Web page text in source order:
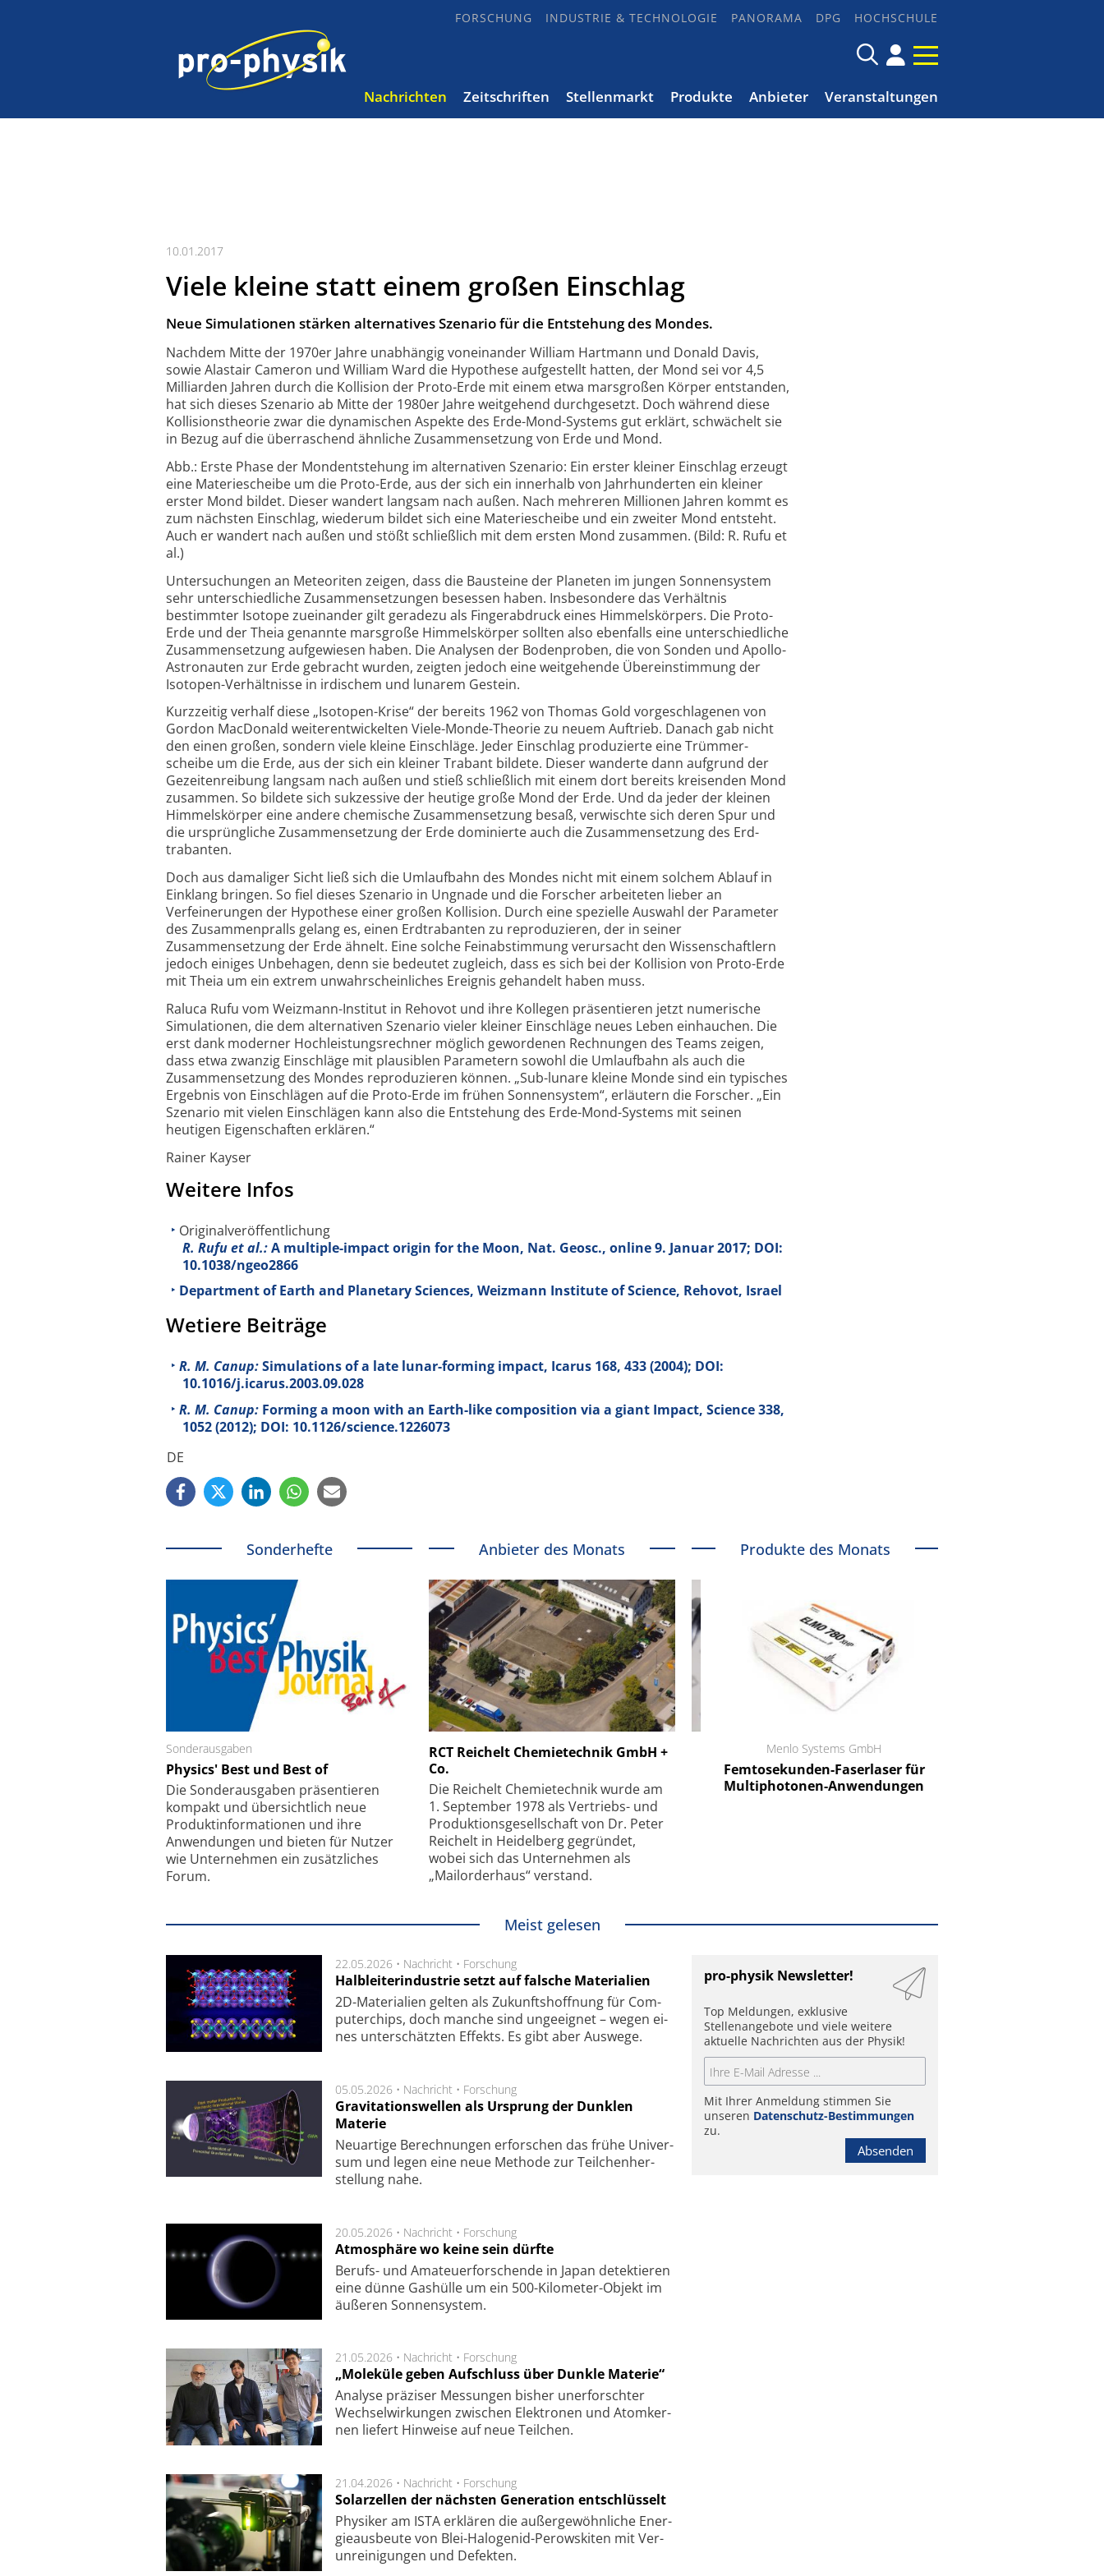
FORSCHUNG INDUSTRIE & TECHNOLOGIE PANORAMA DPG HOCHSCHULE
Nachrichten Zeitschriften Stellenmarkt Produkte Anbieter Veranstaltungen
10.01.2017
Viele kleine statt einem großen Einschlag
Neue Simulationen stärken alternatives Szenario für die Entstehung des Mondes.
Nachdem Mitte der 1970er Jahre unabhängig voneinander William Hartmann und Donald Davis,
sowie Alastair Cameron und William Ward die Hypothese aufgestellt hatten, der Mond sei vor 4,5
Milliarden Jahren durch die Kollision der Proto-Erde mit einem etwa marsgroßen Körper entstanden,
hat sich dieses Szenario ab Mitte der 1980er Jahre weitgehend durchgesetzt. Doch während diese
Kollisions­theorie zwar die dynamischen Aspekte des Erde-Mond-Systems gut erklärt, schwächelt sie
in Bezug auf die überraschend ähnliche Zusammen­setzung von Erde und Mond.
Abb.: Erste Phase der Mondentstehung im alternativen Szenario: Ein erster kleiner Einschlag erzeugt
eine Materiescheibe um die Proto-Erde, aus der sich ein innerhalb von Jahrhunderten ein kleiner
erster Mond bildet. Dieser wandert langsam nach außen. Nach mehreren Millionen Jahren kommt es
zum nächsten Einschlag, wiederum bildet sich eine Materiescheibe und ein zweiter Mond entsteht.
Auch er wandert nach außen und stößt schließlich mit dem ersten Mond zusammen. (Bild: R. Rufu et
al.)
Untersuchungen an Meteoriten zeigen, dass die Bausteine der Planeten im jungen Sonnen­system
sehr unterschiedliche Zusammen­setzungen besessen haben. Insbesondere das Verhältnis
bestimmter Isotope zueinander gilt geradezu als Finger­abdruck eines Himmels­körpers. Die Proto-
Erde und der Theia genannte marsgroße Himmels­körper sollten also ebenfalls eine unterschiedliche
Zusammen­setzung aufgewiesen haben. Die Analysen der Bodenproben, die von Sonden und Apollo-
Astronauten zur Erde gebracht wurden, zeigten jedoch eine weitgehende Übereinstimmung der
Isotopen-Verhältnisse in irdischem und lunarem Gestein.
Kurzzeitig verhalf diese „Isotopen-Krise“ der bereits 1962 von Thomas Gold vorgeschlagenen von
Gordon MacDonald weiterentwickelten Viele-Monde-Theorie zu neuem Auftrieb. Danach gab nicht
den einen großen, sondern viele kleine Einschläge. Jeder Einschlag produzierte eine Trümmer­
scheibe um die Erde, aus der sich ein kleiner Trabant bildete. Dieser wanderte dann aufgrund der
Gezeiten­reibung langsam nach außen und stieß schließlich mit einem dort bereits kreisenden Mond
zusammen. So bildete sich sukzessive der heutige große Mond der Erde. Und da jeder der kleinen
Himmelskörper eine andere chemische Zusammen­setzung besaß, verwischte sich deren Spur und
die ursprüngliche Zusammen­setzung der Erde dominierte auch die Zusammen­setzung des Erd­
trabanten.
Doch aus damaliger Sicht ließ sich die Umlauf­bahn des Mondes nicht mit einem solchem Ablauf in
Einklang bringen. So fiel dieses Szenario in Ungnade und die Forscher arbeiteten lieber an
Verfeinerungen der Hypothese einer großen Kollision. Durch eine spezielle Auswahl der Parameter
des Zusammen­pralls gelang es, einen Erdtrabanten zu reproduzieren, der in seiner
Zusammensetzung der Erde ähnelt. Eine solche Fein­abstimmung verursacht den Wissenschaftlern
jedoch einiges Unbehagen, denn sie bedeutet zugleich, dass es sich bei der Kollision von Proto-Erde
mit Theia um ein extrem unwahrscheinliches Ereignis gehandelt haben muss.
Raluca Rufu vom Weizmann-Institut in Rehovot und ihre Kollegen präsentieren jetzt numerische
Simulationen, die dem alternativen Szenario vieler kleiner Einschläge neues Leben einhauchen. Die
erst dank moderner Hoch­leistungs­rechner möglich gewordenen Rechnungen des Teams zeigen,
dass etwa zwanzig Einschläge mit plausiblen Parametern sowohl die Umlaufbahn als auch die
Zusammen­setzung des Mondes reproduzieren können. „Sub-lunare kleine Monde sind ein typisches
Ergebnis von Einschlägen auf die Proto-Erde im frühen Sonnen­system“, erläutern die Forscher. „Ein
Szenario mit vielen Einschlägen kann also die Entstehung des Erde-Mond-Systems mit seinen
heutigen Eigenschaften erklären.“
Rainer Kayser
Weitere Infos
Originalveröffentlichung
R. Rufu et al.:A multiple-impact origin for the Moon, Nat. Geosc., online 9. Januar 2017; DOI:
10.1038/ngeo2866
Department of Earth and Planetary Sciences, Weizmann Institute of Science, Rehovot, Israel
Wetiere Beiträge
R. M. Canup:Simulations of a late lunar-forming impact, Icarus 168, 433 (2004); DOI:
10.1016/j.icarus.2003.09.028
R. M. Canup: Forming a moon with an Earth-like composition via a giant Impact, Science338,
1052 (2012); DOI: 10.1126/science.1226073
DE
Sonderhefte
Sonderausgaben
Physics' Best und Best of
Die Sonder­ausgaben präsentieren
kompakt und übersichtlich neue
Produkt­informationen und ihre
Anwendungen und bieten für Nutzer
wie Unternehmen ein zusätzliches
Forum.
Anbieter des Monats
RCT Reichelt Chemietechnik GmbH +
Co.
Die Reichelt Chemietechnik wurde am
1. September 1978 als Vertriebs- und
Produktionsgesellschaft von Dr. Peter
Reichelt in Heidelberg gegründet,
wobei sich das Unternehmen als
„Mailorderhaus“ verstand.
Produkte des Monats
Faserkoppler mit Super-
Feinfokussierungsmechanismus
SmarAct GmbH
kleinstem Raum
Menlo Systems GmbH
Femtosekunden-Faserlaser für
Multiphotonen-Anwendungen
Meist gelesen
22.05.2026 • Nachricht • Forschung
Halbleiterindustrie setzt auf falsche Materialien
2D-Mate­ri­a­li­en gel­ten als Zu­kunfts­hoff­nung für Com­
pu­ter­chips, doch man­che sind un­ge­eig­net – we­gen ei­
nes un­ter­schätz­ten Ef­fekts. Es gibt aber Aus­we­ge.
05.05.2026 • Nachricht • Forschung
Gravitationswellen als Ursprung der Dunklen
Materie
Neu­artige Be­rech­nung­en er­for­schen das frü­he Uni­ver­
sum und legen eine neue Me­tho­de zur Teil­chen­her­
stel­lung nahe.
20.05.2026 • Nachricht • Forschung
Atmosphäre wo keine sein dürfte
Berufs- und Ama­teuer­for­schen­de in Japan de­tek­tie­ren
eine dün­ne Gas­hül­le um ein 500-Kilo­meter-Objekt im
äu­ße­ren Son­nen­sys­tem.
21.05.2026 • Nachricht • Forschung
„Moleküle geben Aufschluss über Dunkle Materie“
Analyse prä­zi­ser Mes­sung­en bis­her un­er­for­schter
Wech­sel­wir­kung­en zwi­schen Elek­tro­nen und Atom­ker­
nen lie­fert Hin­wei­se auf neue Teil­chen.
21.04.2026 • Nachricht • Forschung
Solarzellen der nächsten Generation entschlüsselt
Physiker am ISTA er­klä­ren die außer­ge­wöhn­li­che Ener­
gie­aus­beu­te von Blei-Halo­ge­nid-Perows­ki­ten mit Ver­
unrei­ni­gung­en und De­fek­ten.
pro-physik Newsletter!
Top Meldungen, exklusive
Stellenangebote und viele weitere
aktuelle Nachrichten aus der Physik!
Mit Ihrer Anmeldung stimmen Sie
unseren Datenschutz-Bestimmungen
zu.
Absenden